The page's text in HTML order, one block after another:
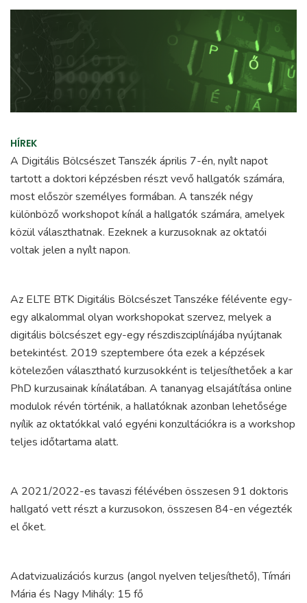
HÍREK
A Digitális Bölcsészet Tanszék április 7-én, nyílt napot
tartott a doktori képzésben részt vevő hallgatók számára,
most először személyes formában. A tanszék négy
különböző workshopot kínál a hallgatók számára, amelyek
közül választhatnak. Ezeknek a kurzusoknak az oktatói
voltak jelen a nyílt napon.
Az ELTE BTK Digitális Bölcsészet Tanszéke félévente egy-
egy alkalommal olyan workshopokat szervez, melyek a
digitális bölcsészet egy-egy részdiszciplínájába nyújtanak
betekintést. 2019 szeptembere óta ezek a képzések
kötelezően választható kurzusokként is teljesíthetőek a kar
PhD kurzusainak kínálatában. A tananyag elsajátítása online
modulok révén történik, a hallatóknak azonban lehetősége
nyílik az oktatókkal való egyéni konzultációkra is a workshop
teljes időtartama alatt.
A 2021/2022-es tavaszi félévében összesen 91 doktoris
hallgató vett részt a kurzusokon, összesen 84-en végezték
el őket.
Adatvizualizációs kurzus (angol nyelven teljesíthető), Tímári
Mária és Nagy Mihály: 15 fő